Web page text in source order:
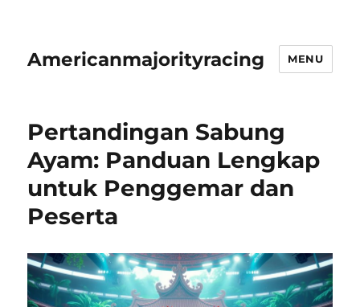
Americanmajorityracing MENU
Pertandingan Sabung
Ayam: Panduan Lengkap
untuk Penggemar dan
Peserta